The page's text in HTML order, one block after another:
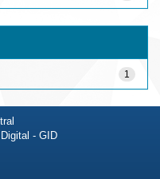
1
- GID